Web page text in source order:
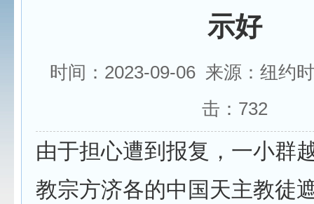
示好
时间：2023-09-06 来源：纽约
击： 732
由于担心遭到报复，一小群
教宗方济各的中国天主教徒